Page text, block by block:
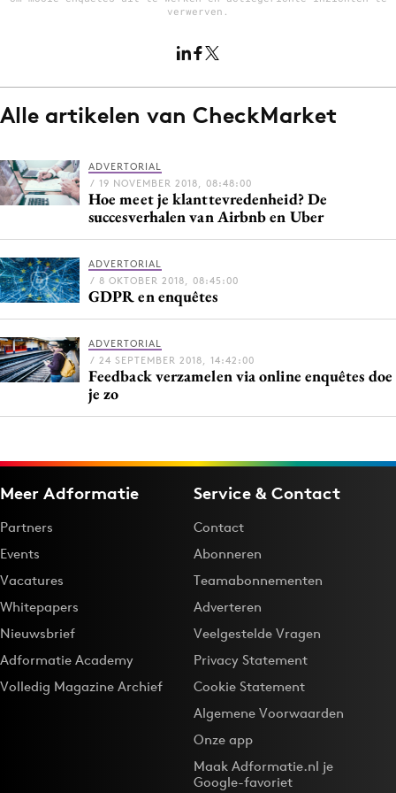
Home
12 nov: MarketingLive!
Adverteren
Opleidingen
Vacatures
Academy
Partners
Topics
Artificial Intelligence
Bureaus
Carriere
Contentmarketing
Craft
Customer Experience
Data & Insights
Design
Digital transformation
Diversiteit
Effectiviteit
verwerven.
Alle artikelen van CheckMarket
ADVERTORIAL
/ 19 NOVEMBER 2018, 08:48:00
Hoe meet je klanttevredenheid? De
succesverhalen van Airbnb en Uber
ADVERTORIAL
/ 8 OKTOBER 2018, 08:45:00
GDPR en enquêtes
ADVERTORIAL
/ 24 SEPTEMBER 2018, 14:42:00
Feedback verzamelen via online enquêtes doe
je zo
Meer Adformatie
Partners
Events
Vacatures
Whitepapers
Nieuwsbrief
Adformatie Academy
Volledig Magazine Archief
Service & Contact
Contact
Abonneren
Teamabonnementen
Adverteren
Veelgestelde Vragen
Privacy Statement
Cookie Statement
Algemene Voorwaarden
Onze app
Maak Adformatie.nl je
Google-favoriet